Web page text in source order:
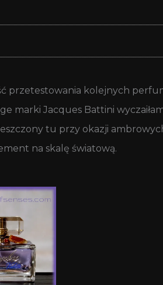
przetestowania kolejnych
marki Jacques Battini
tu przy okazji
na skalę światową.